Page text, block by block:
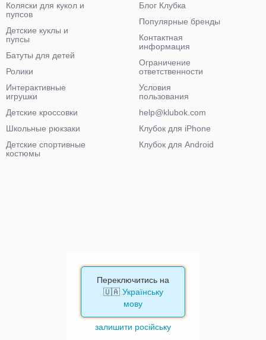
Коляски для кукол и
пупсов
Детские куклы и
пупсы
Батуты для детей
Ролики
Интерактивные
игрушки
Детские кроссовки
Школьные рюкзаки
Детские спортивные
костюмы
Блог Клубка
Популярные бренды
Контактная
информация
Ограничение
ответственности
Условия
пользования
help@klubok.com
Клубок для iPhone
Клубок для Android
Переключитись на
🇺🇦 Українську
мову
залишити російську